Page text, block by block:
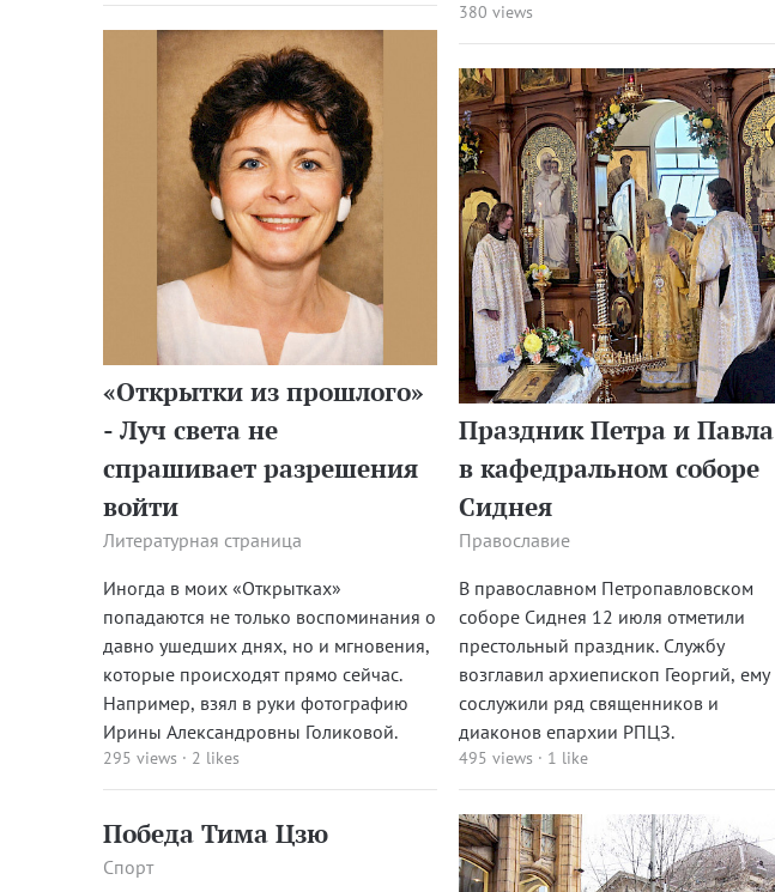
«Открытки из прошлого»
- Луч света не
спрашивает разрешения
войти
Литературная страница
Иногда в моих «Открытках»
попадаются не только воспоминания о
давно ушедших днях, но и мгновения,
которые происходят прямо сейчас.
Например, взял в руки фотографию
Ирины Александровны Голиковой.
295 views · 2 likes
Победа Тима Цзю
Спорт
380 views
Праздник Петра и Павла
в кафедральном соборе
Сиднея
Православие
В православном Петропавловском
соборе Сиднея 12 июля отметили
престольный праздник. Службу
возглавил архиепископ Георгий, ему
сослужили ряд священников и
диаконов епархии РПЦЗ.
495 views · 1 like